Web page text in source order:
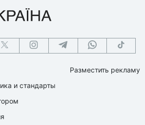
и стандарты
Разместить рекламу